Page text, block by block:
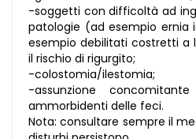
-soggetti con difficoltà ad
patologie (ad esempio ernia
esempio debilitati costretti
il rischio di rigurgito;
-colostomia/ilestomia;
-assunzione
ammorbidenti delle feci.
Nota: consultare sempre il